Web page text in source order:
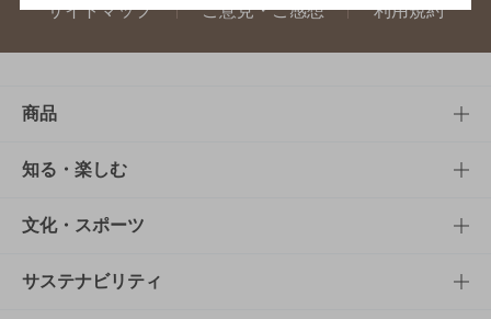
サイトマップ ご意見・ご感想 利用規約
商品
商品TOP
商品一覧
商品発売情報
知る・楽しむ
知る・楽しむTOP
キャンペーン
文化・スポーツ
文化・スポーツTOP
サステナビリティ